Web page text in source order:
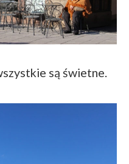
są świetne.